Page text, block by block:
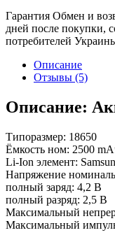
Гарантия Обмен и
дней после покупки,
потребителей
Описание
Отзывы (5)
Описание:
Типоразмер: 18650
Ёмкость ном: 2500
Li-Ion элемент:
Напряжение
полный заряд: 4,2 В
полный разряд: 2,5 В
Максимальный
Максимальный